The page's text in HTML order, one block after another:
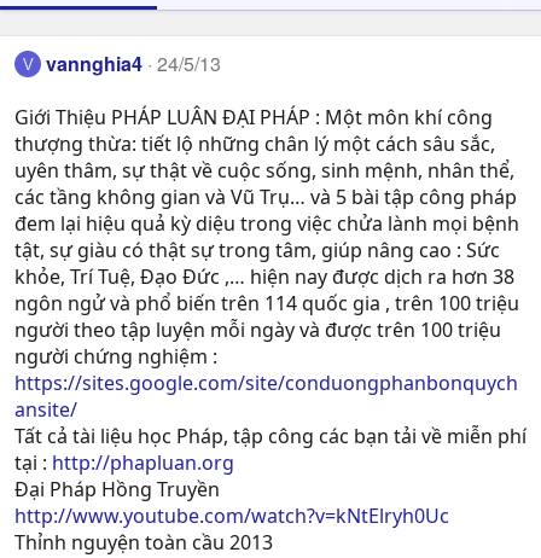
V vannghia4 24/5/13
Giới Thiệu PHÁP LUÂN ĐẠI PHÁP : Một môn khí công
thượng thừa: tiết lộ những chân lý một cách sâu sắc,
uyên thâm, sự thật về cuộc sống, sinh mệnh, nhân thể,
các tầng không gian và Vũ Trụ… và 5 bài tập công pháp
đem lại hiệu quả kỳ diệu trong việc chửa lành mọi bệnh
tật, sự giàu có thật sự trong tâm, giúp nâng cao : Sức
khỏe, Trí Tuệ, Ðạo Ðức ,… hiện nay được dịch ra hơn 38
ngôn ngử và phổ biến trên 114 quốc gia , trên 100 triệu
người theo tập luyện mỗi ngày và được trên 100 triệu
người chứng nghiệm :
https://sites.google.com/site/conduongphanbonquych
ansite/
Tất cả tài liệu học Pháp, tập công các bạn tải về miễn phí
tại : http://phapluan.org
Đại Pháp Hồng Truyền
http://www.youtube.com/watch?v=kNtElryh0Uc
Thỉnh nguyện toàn cầu 2013